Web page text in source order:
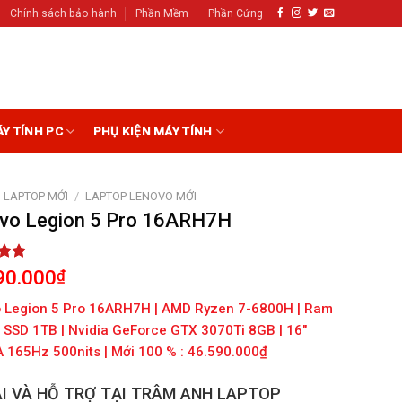
Chính sách bảo hành Phần Mềm Phần Cứng
TÍNH PC PHỤ KIỆN MÁY TÍNH
LAPTOP MỚI / LAPTOP LENOVO MỚI
Legion 5 Pro 16ARH7H
₫
Legion 5 Pro 16ARH7H | AMD Ryzen 7-6800H | Ram
SSD 1TB | Nvidia GeForce GTX 3070Ti 8GB | 16″
165Hz 500nits | Mới 100 % : 46.590.000₫
VÀ HỖ TRỢ TẠI TRÂM ANH LAPTOP